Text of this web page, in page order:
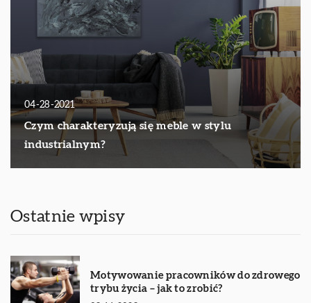
04-28-2021
Czym charakteryzują się meble w stylu
industrialnym?
Ostatnie wpisy
Motywowanie pracowników do zdrowego
trybu życia – jak to zrobić?